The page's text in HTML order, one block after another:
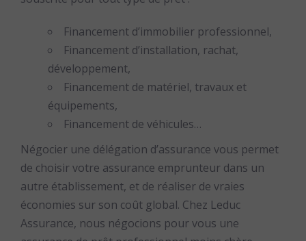
Financement d’immobilier professionnel,
Financement d’installation, rachat,
développement,
Financement de matériel, travaux et
équipements,
Financement de véhicules…
Négocier une délégation d’assurance vous permet
de choisir votre assurance emprunteur dans un
autre établissement, et de réaliser de vraies
économies sur son coût global. Chez Leduc
Assurance, nous négocions pour vous une